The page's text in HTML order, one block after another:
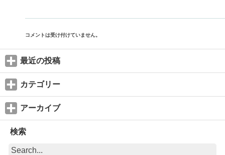
コメントは受け付けていません。
最近の投稿
カテゴリー
アーカイブ
検索